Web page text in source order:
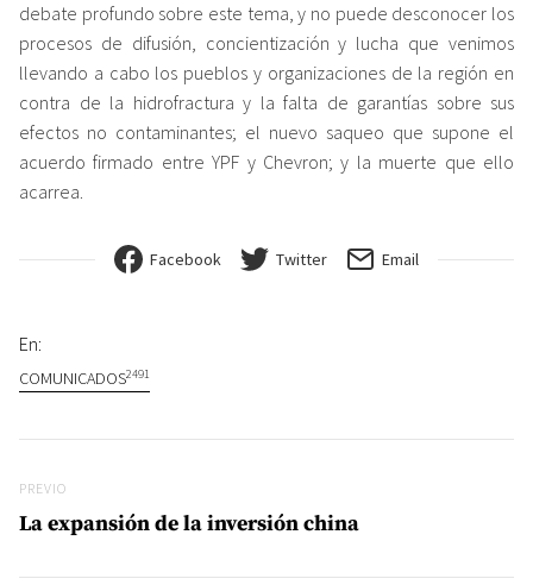
debate profundo sobre este tema, y no puede desconocer los
procesos de difusión, concientización y lucha que venimos
llevando a cabo los pueblos y organizaciones de la región en
contra de la hidrofractura y la falta de garantías sobre sus
efectos no contaminantes; el nuevo saqueo que supone el
acuerdo firmado entre YPF y Chevron; y la muerte que ello
acarrea.
Facebook Twitter Email
En:
COMUNICADOS2491
Previo
PREVIO
La expansión de la inversión china